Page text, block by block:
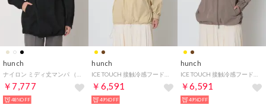
hunch
￥7,777
48%OFF
hunch
￥6,591
49%OFF
hunch
￥6,591
49%OFF